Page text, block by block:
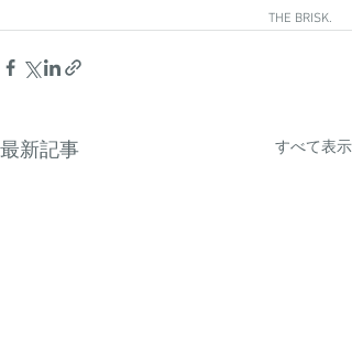
THE BRISK.
最新記事 すべて表示